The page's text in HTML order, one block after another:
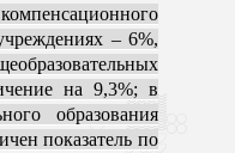
– 6%,
на 9,3%; в
образования
показатель по